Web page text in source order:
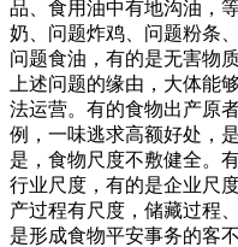
品、食用油中有地沟油，
奶、问题炸鸡、问题粉条
问题食油，有的是无害物
上述问题的缘由，大体能
法运营。有的食物出产原
例，一味逃求高额好处，
是，食物尺度不敷健全。
行业尺度，有的是企业尺
产过程有尺度，储藏过程
是形成食物平安事务的客